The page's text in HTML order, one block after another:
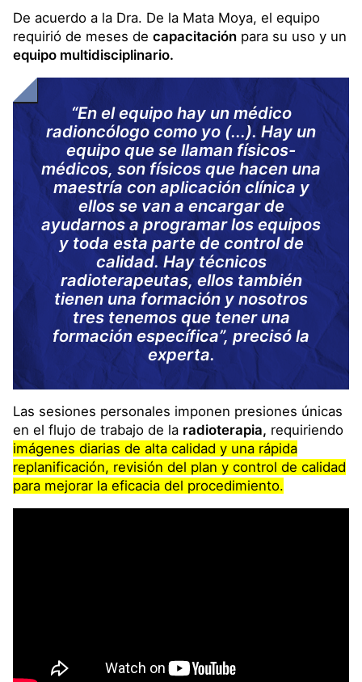
De acuerdo a la Dra. De la Mata Moya, el equipo
requirió de meses de capacitación para su uso y un
equipo multidisciplinario.
“En el equipo hay un médico
radioncólogo como yo (...). Hay un
equipo que se llaman físicos-
médicos, son físicos que hacen una
maestría con aplicación clínica y
ellos se van a encargar de
ayudarnos a programar los equipos
y toda esta parte de control de
calidad. Hay técnicos
radioterapeutas, ellos también
tienen una formación y nosotros
tres tenemos que tener una
formación específica”, precisó la
experta.
Las sesiones personales imponen presiones únicas
en el flujo de trabajo de la radioterapia, requiriendo
imágenes diarias de alta calidad y una rápida
replanificación, revisión del plan y control de calidad
para mejorar la eficacia del procedimiento.